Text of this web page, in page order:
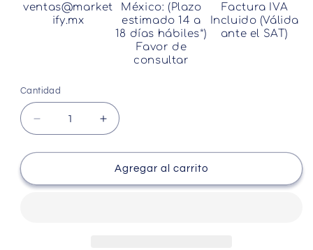
ventas@market
ify.mx
México: (Plazo
estimado 14 a
18 días hábiles*)
Favor de
consultar
Factura IVA
Incluido (Válida
ante el SAT)
Cantidad
Cantidad
Reducir
cantidad
para
portátil
Aumentar
cantidad
para
Generador
portátil
Agregar al carrito